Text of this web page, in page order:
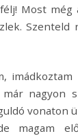
Most még
Szenteld
imádkoztam
nagyon
vonaton
magam